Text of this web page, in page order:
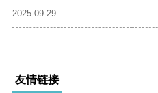
2025-09-29
友情链接